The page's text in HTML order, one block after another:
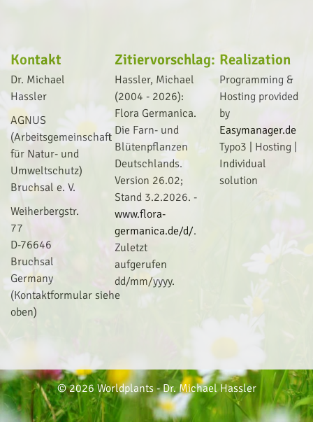
Kontakt
Dr. Michael
Hassler
AGNUS
(Arbeitsgemeinschaft
für Natur- und
Umweltschutz)
Bruchsal e. V.
Weiherbergstr.
77
D-76646
Bruchsal
Germany
(Kontaktformular siehe
oben)
Zitiervorschlag:
Hassler, Michael
(2004 - 2026):
Flora Germanica.
Die Farn- und
Blütenpflanzen
Deutschlands.
Version 26.02;
Stand 3.2.2026. -
www.flora-
germanica.de/d/.
Zuletzt
aufgerufen
dd/mm/yyyy.
Realization
Programming &
Hosting provided
by
Easymanager.de
Typo3 | Hosting |
Individual
solution
© 2026 Worldplants - Dr. Michael Hassler